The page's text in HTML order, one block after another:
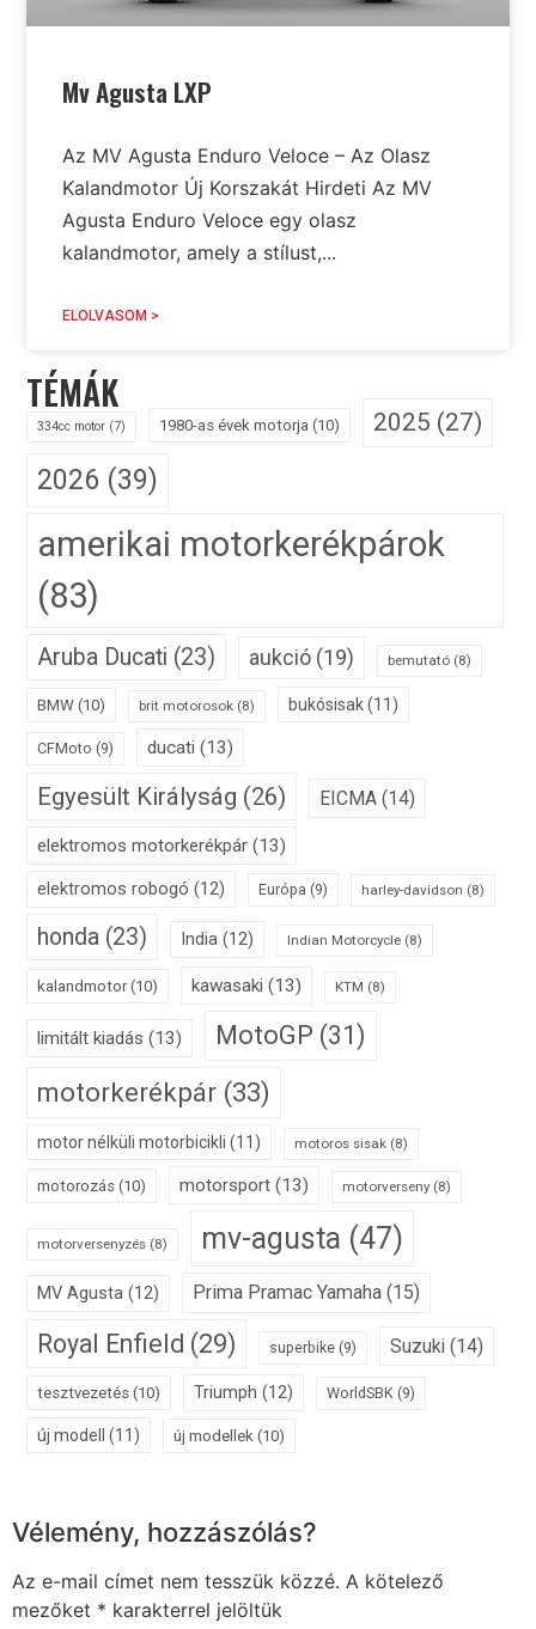
Mv Agusta LXP
Az MV Agusta Enduro Veloce – Az Olasz
Kalandmotor Új Korszakát Hirdeti Az MV
Agusta Enduro Veloce egy olasz
kalandmotor, amely a stílust,...
ELOLVASOM >
TÉMÁK
334cc motor (7) 1980-as évek motorja (10) 2025 (27)
2026 (39)
amerikai motorkerékpárok
(83)
Aruba Ducati (23) aukció (19) bemutató (8)
BMW (10) brit motorosok (8) bukósisak(11)
CFMoto (9) ducati (13)
Egyesült Királyság (26) EICMA (14)
elektromos motorkerékpár (13)
elektromos robogó (12) Európa (9) harley-davidson (8)
honda (23) India (12) Indian Motorcycle (8)
kalandmotor(10) kawasaki (13) KTM (8)
limitált kiadás (13) MotoGP (31)
motorkerékpár (33)
motor nélküli motorbicikli (11) motoros sisak (8)
motorozás (10) motorsport (13) motorverseny(8)
motorversenyzés (8) mv-agusta (47)
MV Agusta (12) Prima Pramac Yamaha (15)
Royal Enfield (29) superbike (9) Suzuki (14)
tesztvezetés (10) Triumph (12) WorldSBK (9)
új modell (11) új modellek (10)
Vélemény, hozzászólás?
Az e-mail címet nem tesszük közzé. A kötelező
mezőket * karakterrel jelöltük